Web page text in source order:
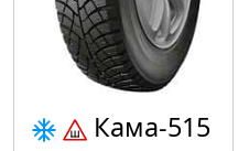
Кама-515